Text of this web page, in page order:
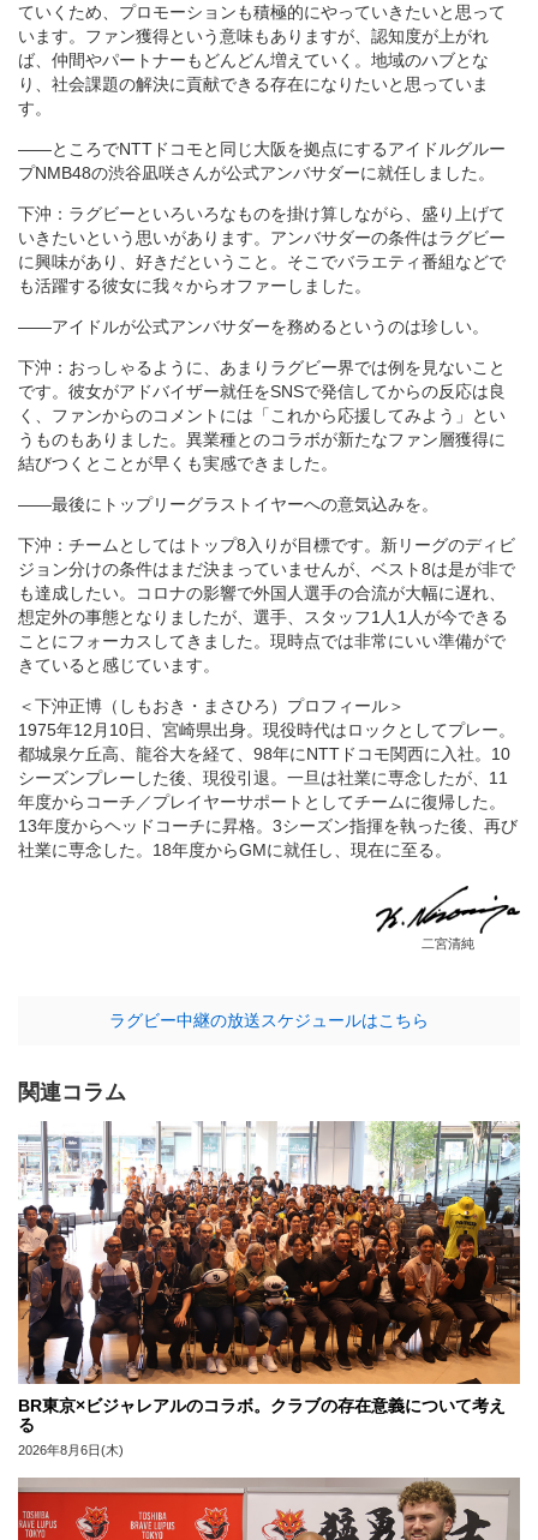
ていくため、プロモーションも積極的にやっていきたいと思って
います。ファン獲得という意味もありますが、認知度が上がれ
ば、仲間やパートナーもどんどん増えていく。地域のハブとな
り、社会課題の解決に貢献できる存在になりたいと思っていま
す。
――ところでNTTドコモと同じ大阪を拠点にするアイドルグルー
プNMB48の渋谷凪咲さんが公式アンバサダーに就任しました。
下沖：ラグビーといろいろなものを掛け算しながら、盛り上げて
いきたいという思いがあります。アンバサダーの条件はラグビー
に興味があり、好きだということ。そこでバラエティ番組などで
も活躍する彼女に我々からオファーしました。
――アイドルが公式アンバサダーを務めるというのは珍しい。
下沖：おっしゃるように、あまりラグビー界では例を見ないこと
です。彼女がアドバイザー就任をSNSで発信してからの反応は良
く、ファンからのコメントには「これから応援してみよう」とい
うものもありました。異業種とのコラボが新たなファン層獲得に
結びつくとことが早くも実感できました。
――最後にトップリーグラストイヤーへの意気込みを。
下沖：チームとしてはトップ8入りが目標です。新リーグのディビ
ジョン分けの条件はまだ決まっていませんが、ベスト8は是が非で
も達成したい。コロナの影響で外国人選手の合流が大幅に遅れ、
想定外の事態となりましたが、選手、スタッフ1人1人が今できる
ことにフォーカスしてきました。現時点では非常にいい準備がで
きていると感じています。
＜下沖正博（しもおき・まさひろ）プロフィール＞
1975年12月10日、宮崎県出身。現役時代はロックとしてプレー。
都城泉ケ丘高、龍谷大を経て、98年にNTTドコモ関西に入社。10
シーズンプレーした後、現役引退。一旦は社業に専念したが、11
年度からコーチ／プレイヤーサポートとしてチームに復帰した。
13年度からヘッドコーチに昇格。3シーズン指揮を執った後、再び
社業に専念した。18年度からGMに就任し、現在に至る。
二宮清純
ラグビー中継の放送スケジュールはこちら
関連コラム
BR東京×ビジャレアルのコラボ。クラブの存在意義について考え
る
2026年8月6日(木)